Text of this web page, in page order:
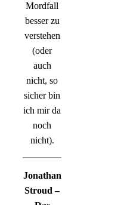
Mordfall
besser zu
verstehen
(oder
auch
nicht, so
sicher bin
ich mir da
noch
nicht).
Jonathan
Stroud –